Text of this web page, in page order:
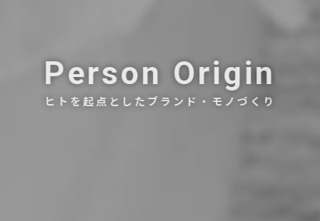
Person Origin
ヒトを起点としたブランド・モノづくり